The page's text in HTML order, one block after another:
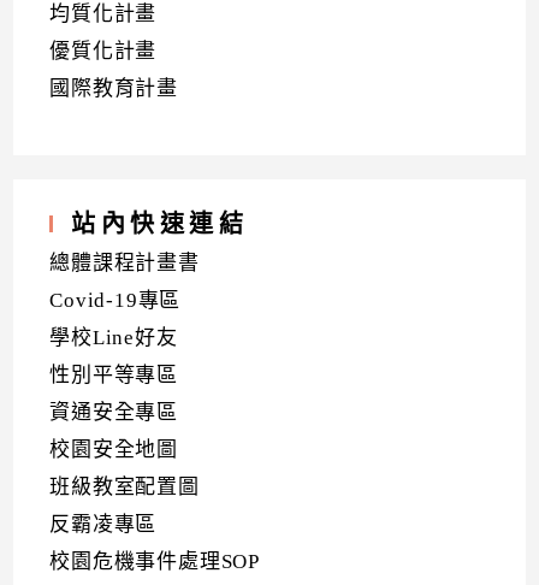
均質化計畫
優質化計畫
國際教育計畫
站內快速連結
總體課程計畫書
Covid-19專區
學校Line好友
性別平等專區
資通安全專區
校園安全地圖
班級教室配置圖
反霸凌專區
校園危機事件處理SOP